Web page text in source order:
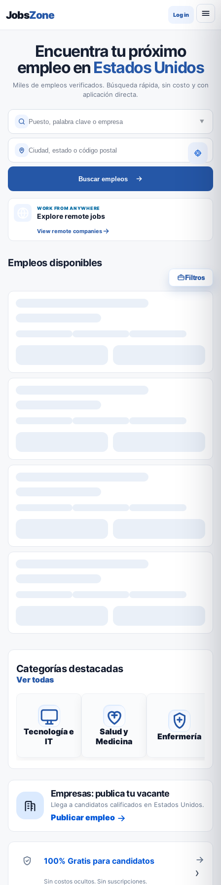
JobsZone Log in
Encuentra tu próximo
empleo en Estados Unidos
Miles de empleos verificados. Búsqueda rápida, sin costo y con
aplicación directa.
Buscar empleos
WORK FROM ANYWHERE
Explore remote jobs
View remote companies
Empleos disponibles
Filtros
Categorías destacadas
Ver todas
Tecnología e
IT
Salud y
Medicina
Enfermería
Empresas: publica tu vacante
Llega a candidatos calificados en Estados Unidos.
Publicar empleo
100% Gratis para candidatos
Sin costos ocultos. Sin suscripciones.